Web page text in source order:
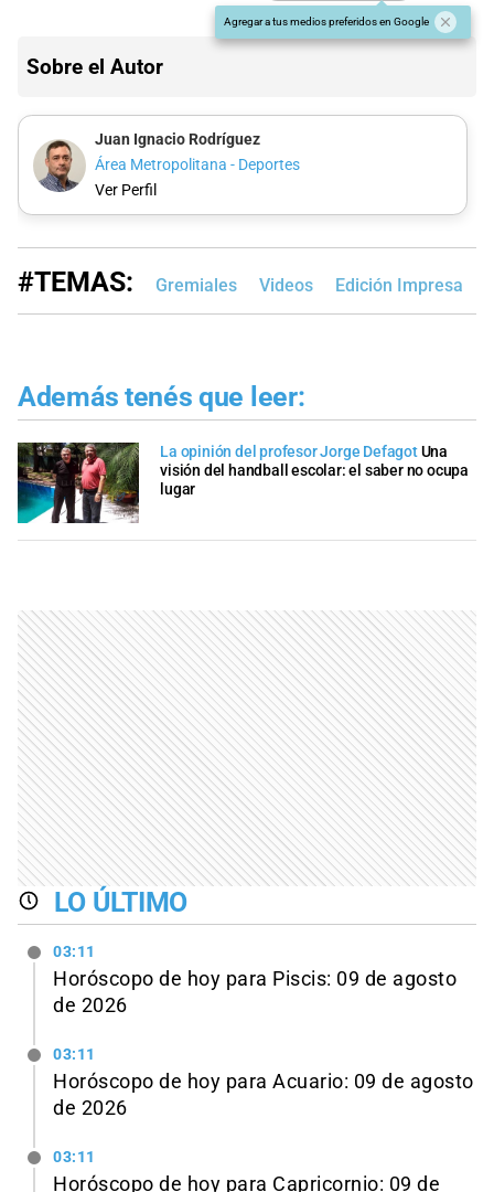
Agregar a tus medios preferidos en Google
Sobre el Autor
Juan Ignacio Rodríguez
Área Metropolitana - Deportes
Ver Perfil
#TEMAS: Gremiales Videos Edición Impresa
Además tenés que leer:
La opinión del profesor Jorge DefagotUna
visión del handball escolar: el saber no ocupa
lugar
LO ÚLTIMO
03:11
Horóscopo de hoy para Piscis: 09 de agosto
de 2026
03:11
Horóscopo de hoy para Acuario: 09 de agosto
de 2026
03:11
Horóscopo de hoy para Capricornio: 09 de